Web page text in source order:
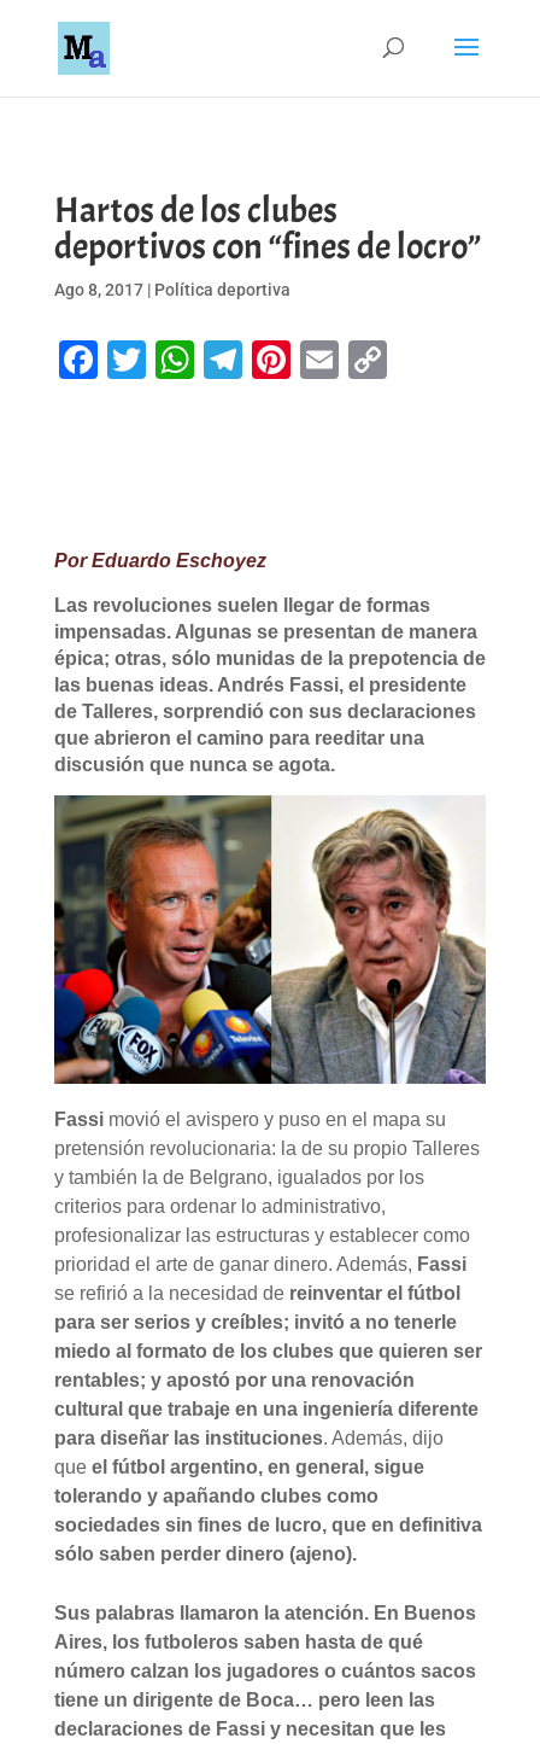
Hartos de los clubes
deportivos con “fines de locro”
Ago 8, 2017| Política deportiva
Facebook
Twitter
WhatsApp
Telegram
Pinterest
EmailCopy
Por Eduardo Eschoyez
Las revoluciones suelen llegar de formas
impensadas. Algunas se presentan de manera
épica; otras, sólo munidas de la prepotencia de
las buenas ideas. Andrés Fassi, el presidente
de Talleres, sorprendió con sus declaraciones
que abrieron el camino para reeditar una
discusión que nunca se agota.
Fassi movió el avispero y puso en el mapa su
pretensión revolucionaria: la de su propio Talleres
y también la de Belgrano, igualados por los
criterios para ordenar lo administrativo,
profesionalizar las estructuras y establecer como
prioridad el arte de ganar dinero. Además, Fassi
se refirió a la necesidad dereinventar el fútbol
para ser serios y creíbles; invitó a no tenerle
miedo al formato de los clubes que quieren ser
rentables; y apostó por una renovación
cultural que trabaje en una ingeniería diferente
para diseñar las instituciones. Además, dijo
que el fútbol argentino, en general, sigue
tolerando y apañando clubes como
sociedades sin fines de lucro, que en definitiva
sólo saben perder dinero (ajeno).
Sus palabras llamaron la atención. En Buenos
Aires, los futboleros saben hasta de qué
número calzan los jugadores o cuántos sacos
tiene un dirigente de Boca… pero leen las
declaraciones de Fassi y necesitan que les